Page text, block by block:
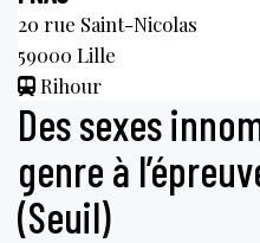
20 rue Saint-Nicolas
59000 Lille
Rihour
Des sexes
genre à
(Seuil)